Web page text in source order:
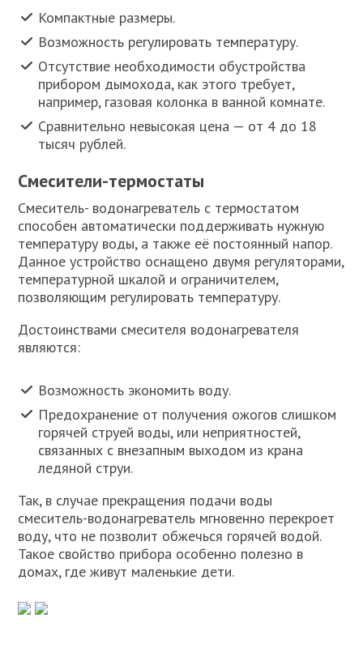
Компактные размеры.
Возможность регулировать температуру.
Отсутствие необходимости обустройства
прибором дымохода, как этого требует,
например, газовая колонка в ванной комнате.
Сравнительно невысокая цена — от 4 до 18
тысяч рублей.
Смесители-термостаты
Смеситель- водонагреватель с термостатом
способен автоматически поддерживать нужную
температуру воды, а также её постоянный напор.
Данное устройство оснащено двумя регуляторами,
температурной шкалой и ограничителем,
позволяющим регулировать температуру.
Достоинствами смесителя водонагревателя
являются:
Возможность экономить воду.
Предохранение от получения ожогов слишком
горячей струей воды, или неприятностей,
связанных с внезапным выходом из крана
ледяной струи.
Так, в случае прекращения подачи воды
смеситель-водонагреватель мгновенно перекроет
воду, что не позволит обжечься горячей водой.
Такое свойство прибора особенно полезно в
домах, где живут маленькие дети.